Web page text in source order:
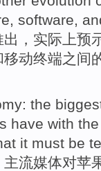
, software,
出 ， 实际上预
移动终端之间
the
have with the
it must be
主流媒体对苹